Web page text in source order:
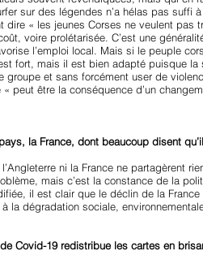
sur des légendes n’a hélas pas suffi
dire « les jeunes Corses ne veulent pas
voire prolétarisée. C’est une
l’emploi local. Mais si le peuple
fort, mais il est bien adapté puisque
groupe et sans forcément user de
peut être la conséquence d’un
la France, dont beaucoup disent
ni la France ne partagèrent
mais c’est la constance de la
il est clair que le déclin de la
dégradation sociale,
Covid-19 redistribue les cartes en